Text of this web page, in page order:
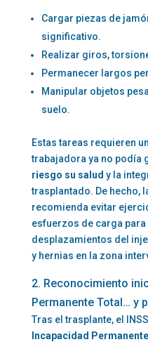
Cargar piezas de
significativo.
Realizar giros,
Permanecer largos
Manipular objetos
suelo.
Estas tareas requieren
trabajadora ya no podía
riesgo su salud y la
trasplantado. De hecho,
recomienda evitar
esfuerzos de carga
desplazamientos del
y hernias en la zona
2. Reconocimiento
Permanente Total… y
Tras el trasplante, el
Incapacidad